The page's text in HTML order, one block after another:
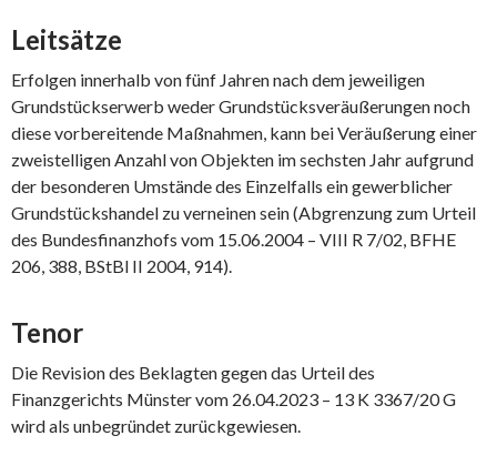
Leitsätze
Erfolgen innerhalb von fünf Jahren nach dem jeweiligen
Grundstückserwerb weder Grundstücksveräußerungen noch
diese vorbereitende Maßnahmen, kann bei Veräußerung einer
zweistelligen Anzahl von Objekten im sechsten Jahr aufgrund
der besonderen Umstände des Einzelfalls ein gewerblicher
Grundstückshandel zu verneinen sein (Abgrenzung zum Urteil
des Bundesfinanzhofs vom 15.06.2004 – VIII R 7/02, BFHE
206, 388, BStBl II 2004, 914).
Tenor
Die Revision des Beklagten gegen das Urteil des
Finanzgerichts Münster vom 26.04.2023 – 13 K 3367/20 G
wird als unbegründet zurückgewiesen.